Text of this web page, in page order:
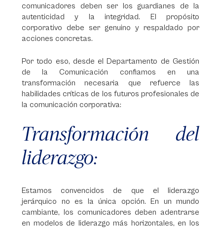
comunicadores deben ser los guardianes de la
autenticidad y la integridad. El propósito
corporativo debe ser genuino y respaldado por
acciones concretas.
Por todo eso, desde el Departamento de Gestión
de la Comunicación confiamos en una
transformación necesaria que refuerce las
habilidades críticas de los futuros profesionales de
la comunicación corporativa:
Transformación del
liderazgo:
Estamos convencidos de que el liderazgo
jerárquico no es la única opción. En un mundo
cambiante, los comunicadores deben adentrarse
en modelos de liderazgo más horizontales, en los